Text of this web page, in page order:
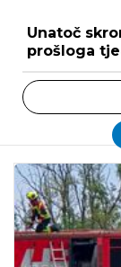
Unatoč
prošloga